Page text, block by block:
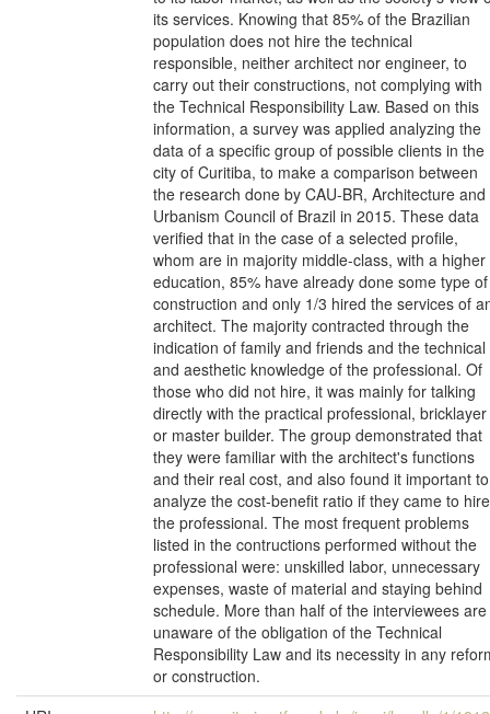
its services. Knowing that 85% of the Brazilian
population does not hire the technical
responsible, neither architect nor engineer, to
carry out their constructions, not complying with
the Technical Responsibility Law. Based on this
information, a survey was applied analyzing the
data of a specific group of possible clients in the
city of Curitiba, to make a comparison between
the research done by CAU-BR, Architecture and
Urbanism Council of Brazil in 2015. These data
verified that in the case of a selected profile,
whom are in majority middle-class, with a higher
education, 85% have already done some type of
construction and only 1/3 hired the services of
architect. The majority contracted through the
indication of family and friends and the technical
and aesthetic knowledge of the professional. Of
those who did not hire, it was mainly for talking
directly with the practical professional, bricklayer
or master builder. The group demonstrated that
they were familiar with the architect's functions
and their real cost, and also found it important to
analyze the cost-benefit ratio if they came to hire
the professional. The most frequent problems
listed in the contructions performed without the
professional were: unskilled labor, unnecessary
expenses, waste of material and staying behind
schedule. More than half of the interviewees are
unaware of the obligation of the Technical
Responsibility Law and its necessity in any
or construction.